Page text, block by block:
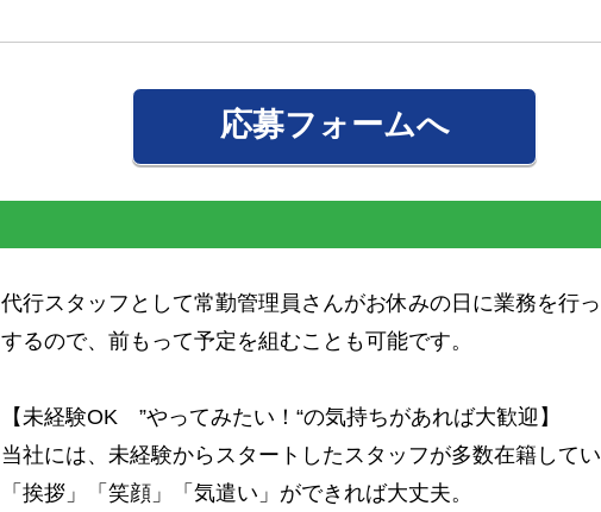
応募フォームへ
代行スタッフとして常勤管理員さんがお休みの日に業務を行
するので、前もって予定を組むことも可能です。
【未経験OK ”やってみたい！“の気持ちがあれば大歓迎】
当社には、未経験からスタートしたスタッフが多数在籍して
「挨拶」「笑顔」「気遣い」ができれば大丈夫。